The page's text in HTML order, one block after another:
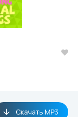
Скачать MP3